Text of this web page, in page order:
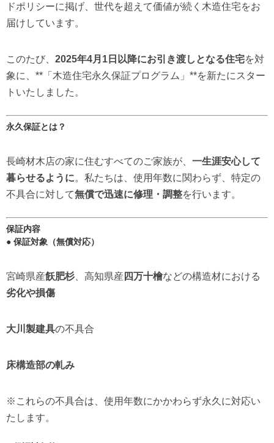
ドポリシーに掲げ、世代を超えて価値が続く木造住宅をお
届けしています。
このたび、 2025年4月1日以降にお引き渡しとなる住宅を対
象に、**「木造住宅永久保証プログラム」**を新たにスター
トいたしました。
永久保証とは？
長崎材木店の家に住むすべてのご家族が、 一生涯安心して
暮らせるように。私たちは、使用年数に関わらず、特定の
不具合に対して無償で迅速に修理・調整を行います。
保証内容
● 保証対象（無償対応）
宮崎県産飫肥杉 、高知県産 四万十檜などの構造材における
劣化や損傷
大川製建具の不具合
床構造部の軋み
※これらの不具合は、使用年数にかかわらず永久に対応い
たします。